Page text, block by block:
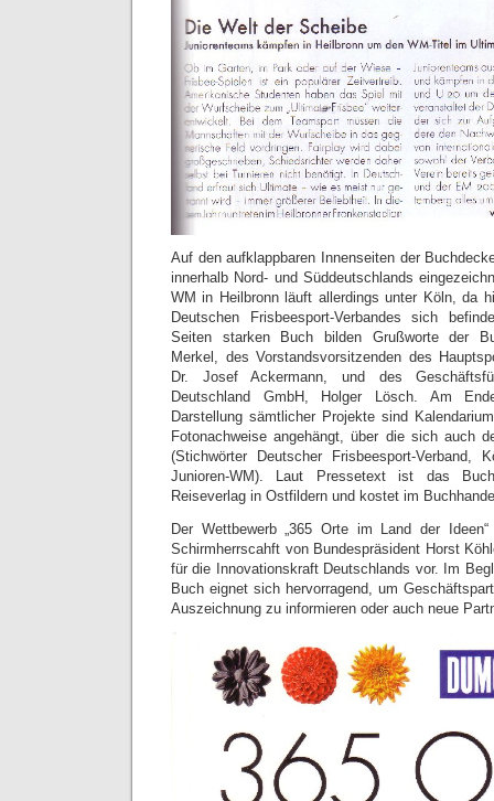
Auf den aufklappbaren Innenseiten der
innerhalb Nord- und Süddeutschlands
WM in Heilbronn läuft allerdings unter Köln, da
Deutschen Frisbeesport-Verbandes sich
Seiten starken Buch bilden Grußworte der
Merkel, des Vorstandsvorsitzenden des
Dr. Josef Ackermann, und des
Deutschland GmbH, Holger Lösch. Am
Darstellung sämtlicher Projekte sind
Fotonachweise angehängt, über die sich auch
(Stichwörter Deutscher Frisbeesport-Verband,
Junioren-WM). Laut Pressetext ist das
Reiseverlag in Ostfildern und kostet im
Der Wettbewerb „365 Orte im Land der
Schirmherrscahft von Bundespräsident Horst
für die Innovationskraft Deutschlands vor. Im
Buch eignet sich hervorragend, um
Auszeichnung zu informieren oder auch neue